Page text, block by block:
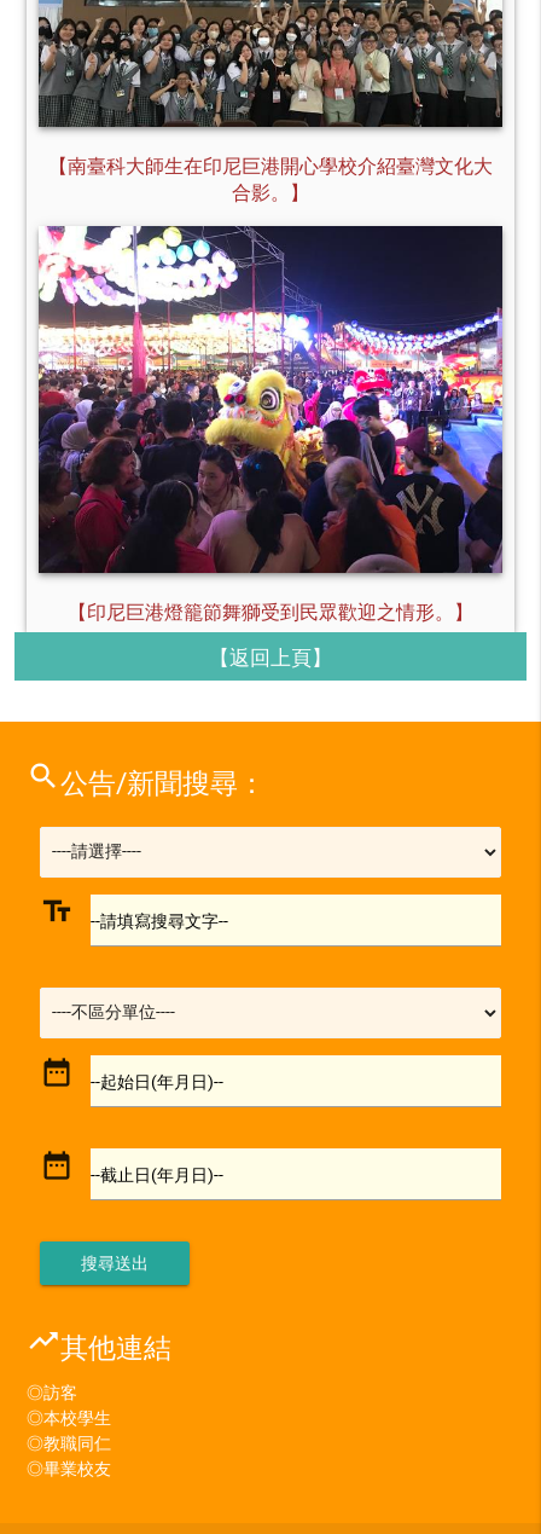
【南臺科大師生在印尼巨港開心學校介紹臺灣文化大
合影。】
【印尼巨港燈籠節舞獅受到民眾歡迎之情形。】
【返回上頁】
search公告/新聞搜尋：
text_fields --請填寫搜尋文字--
date_range --起始日(年月日)--
date_range --截止日(年月日)--
trending_up其他連結
◎訪客
◎本校學生
◎教職同仁
◎畢業校友